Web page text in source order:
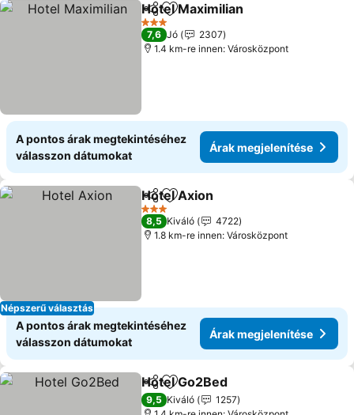
Megosztás
Hozzáadás a kedvencekhez
Hotel Maximilian
3 Kategória
7,6 Jó
2307
1.4 km-re innen: Városközpont
A pontos árak megtekintéséhez
válasszon dátumokat
Árak megjelenítése
Népszerű választás
Megosztás
Hozzáadás a kedvencekhez
Hotel Axion
3 Kategória
8,5 Kiváló
4722
1.8 km-re innen: Városközpont
A pontos árak megtekintéséhez
válasszon dátumokat
Árak megjelenítése
Megosztás
Hozzáadás a kedvencekhez
Hotel Go2Bed
9,5 Kiváló
1257